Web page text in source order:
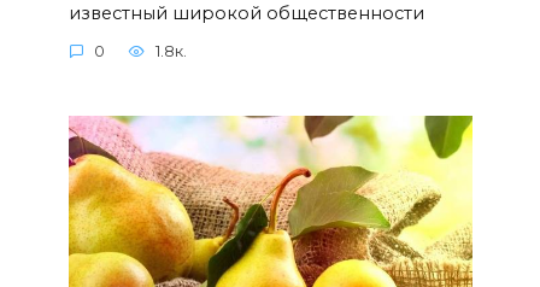
известный широкой общественности
0 1.8к.